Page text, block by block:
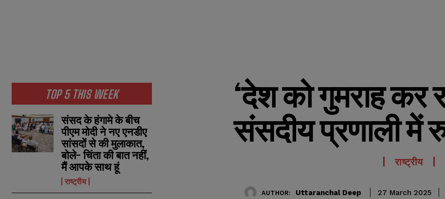
TOP 5 THIS WEEK
संसद के हंगामे के बीच
पीएम मोदी ने नए एनडीए
सांसदों से की मुलाकात,
बोले- चिंता की बात नहीं,
मैं आपके साथ हूं
राष्ट्रीय
‘देश को गुमराह कर
संसदीय प्रणाली में
राष्ट्रीय
AUTHOR: Uttaranchal Deep 27 March 2025